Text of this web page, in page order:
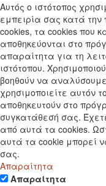
Αυτός ο ιστότοπος
εμπειρία σας κατά την
cookies, τα cookies που
αποθηκεύονται στο
απαραίτητα για τη
ιστότοπου.
βοηθούν να
χρησιμοποιείτε αυτόν
αποθηκευτούν στο
συγκατάθεσή σας.
από αυτά τα cookies.
αυτά τα cookie μπορεί
σας.
Απαραίτητα
Απαραίτητα